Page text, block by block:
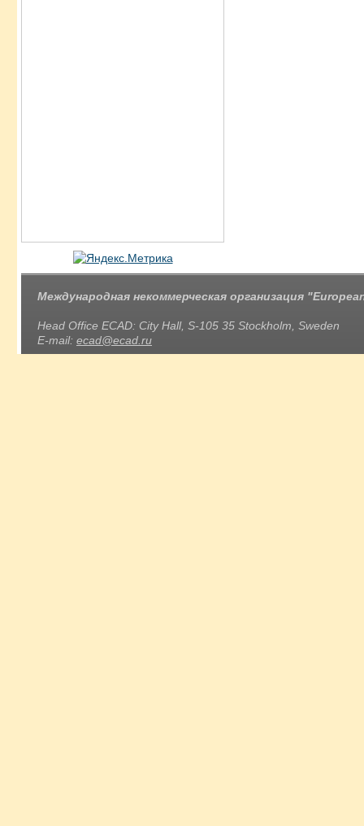
Международная некоммерческая организация
Head Office ECAD: City Hall, S-105 35 Stockholm, Sweden
E-mail: ecad@ecad.ru